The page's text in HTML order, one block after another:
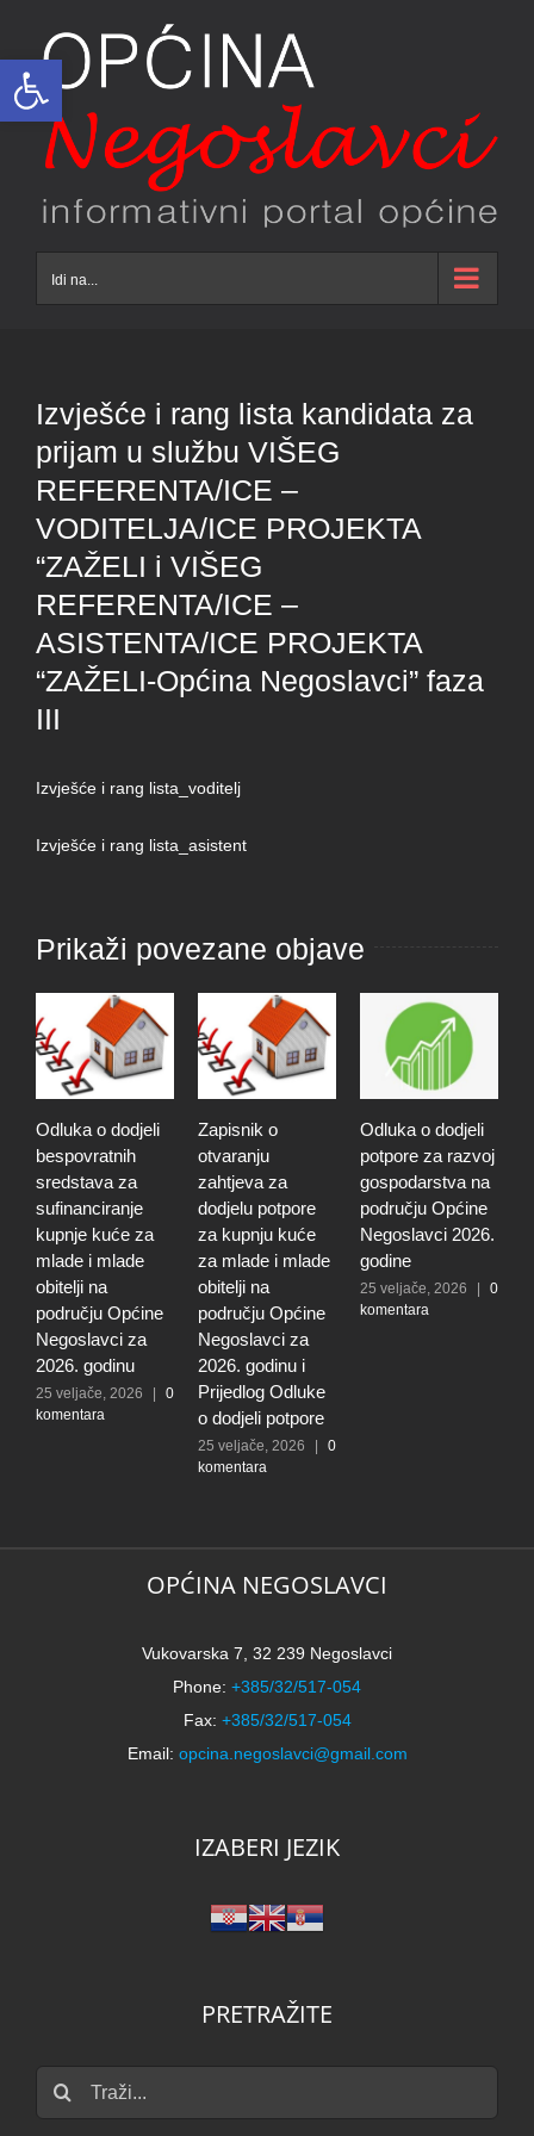
Open toolbar
content
Idi na...
Izvješće i rang lista kandidata za
prijam u službu VIŠEG
REFERENTA/ICE –
VODITELJA/ICE PROJEKTA
“ZAŽELI i VIŠEG
REFERENTA/ICE –
ASISTENTA/ICE PROJEKTA
“ZAŽELI-Općina Negoslavci” faza
III
Izvješće i rang lista_voditelj
Izvješće i rang lista_asistent
Prikaži povezane objave
Odluka o dodjeli
bespovratnih
sredstava za
sufinanciranje
kupnje kuće za
mlade i mlade
obitelji na
području Općine
Negoslavci za
2026. godinu
25 veljače, 2026
0
komentara
Zapisnik o
otvaranju
zahtjeva za
dodjelu potpore
za kupnju kuće
za mlade i mlade
obitelji na
području Općine
Negoslavci za
2026. godinu i
Prijedlog Odluke
o dodjeli potpore
25 veljače, 2026
0
komentara
Odluka o dodjeli
potpore za razvoj
gospodarstva na
području Općine
Negoslavci 2026.
godine
25 veljače, 2026
0
komentara
OPĆINA NEGOSLAVCI
Vukovarska 7, 32 239 Negoslavci
Phone: +385/32/517-054
Fax: +385/32/517-054
Email: opcina.negoslavci@gmail.com
IZABERI JEZIK
PRETRAŽITE
Traži...